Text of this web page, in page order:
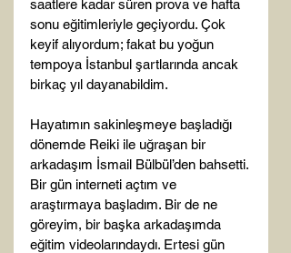
saatlere kadar süren prova ve hafta
sonu eğitimleriyle geçiyordu. Çok
keyif alıyordum; fakat bu yoğun
tempoya İstanbul şartlarında ancak
birkaç yıl dayanabildim.
Hayatımın sakinleşmeye başladığı
dönemde Reiki ile uğraşan bir
arkadaşım İsmail Bülbül’den bahsetti.
Bir gün interneti açtım ve
araştırmaya başladım. Bir de ne
göreyim, bir başka arkadaşımda
eğitim videolarındaydı. Ertesi gün